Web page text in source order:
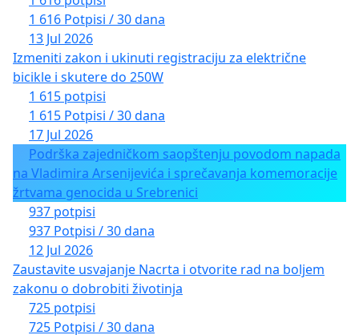
1 616 Potpisi / 30 dana
13 Jul 2026
Izmeniti zakon i ukinuti registraciju za električne
bicikle i skutere do 250W
1 615 potpisi
1 615 Potpisi / 30 dana
17 Jul 2026
Podrška zajedničkom saopštenju povodom napada
na Vladimira Arsenijevića i sprečavanja komemoracije
žrtvama genocida u Srebrenici
937 potpisi
937 Potpisi / 30 dana
12 Jul 2026
Zaustavite usvajanje Nacrta i otvorite rad na boljem
zakonu o dobrobiti životinja
725 potpisi
725 Potpisi / 30 dana